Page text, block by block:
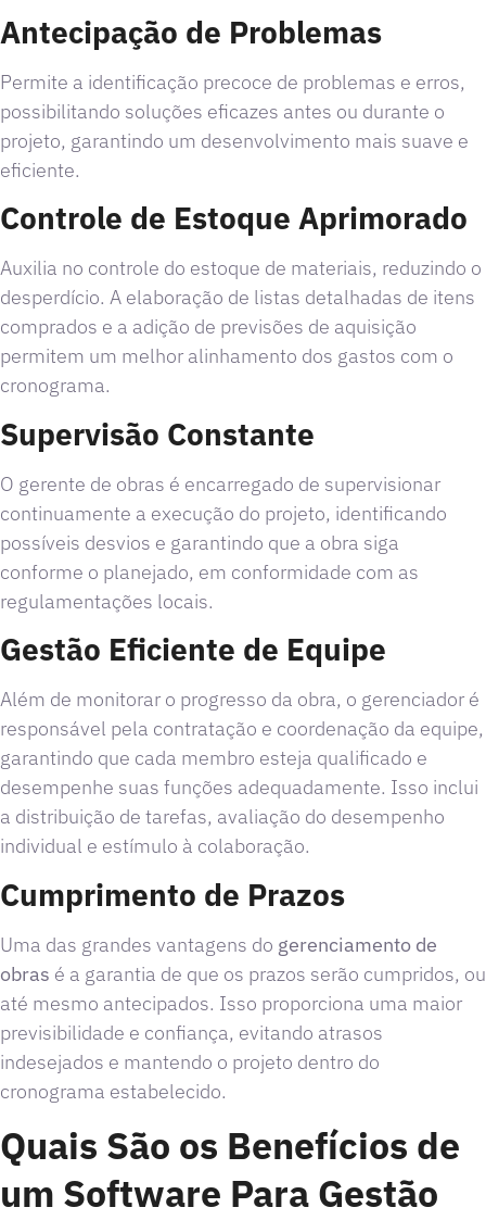
Antecipação de Problemas
Permite a identificação precoce de problemas e erros,
possibilitando soluções eficazes antes ou durante o
projeto, garantindo um desenvolvimento mais suave e
eficiente.
Controle de Estoque Aprimorado
Auxilia no controle do estoque de materiais, reduzindo o
desperdício. A elaboração de listas detalhadas de itens
comprados e a adição de previsões de aquisição
permitem um melhor alinhamento dos gastos com o
cronograma.
Supervisão Constante
O gerente de obras é encarregado de supervisionar
continuamente a execução do projeto, identificando
possíveis desvios e garantindo que a obra siga
conforme o planejado, em conformidade com as
regulamentações locais.
Gestão Eficiente de Equipe
Além de monitorar o progresso da obra, o gerenciador é
responsável pela contratação e coordenação da equipe,
garantindo que cada membro esteja qualificado e
desempenhe suas funções adequadamente. Isso inclui
a distribuição de tarefas, avaliação do desempenho
individual e estímulo à colaboração.
Cumprimento de Prazos
Uma das grandes vantagens do gerenciamento de
obras é a garantia de que os prazos serão cumpridos, ou
até mesmo antecipados. Isso proporciona uma maior
previsibilidade e confiança, evitando atrasos
indesejados e mantendo o projeto dentro do
cronograma estabelecido.
Quais São os Benefícios de
um Software Para Gestão